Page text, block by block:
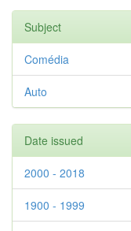
Subject
Comédia
Auto
Date issued
2000 - 2018
1900 - 1999